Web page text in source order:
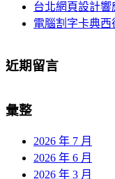
台北網頁設計
電腦割字卡典
近期留言
彙整
2026 年 7 月
2026 年 6 月
2026 年 3 月